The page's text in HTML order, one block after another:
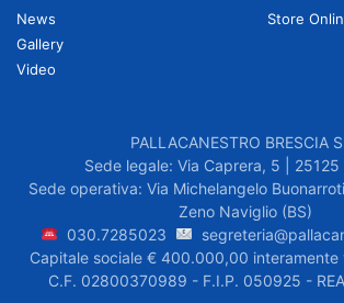
News
Gallery
Video
Store
PALLACANESTRO BRESCIA
Sede legale: Via Caprera, 5 | 25125
Sede operativa: Via Michelangelo
Zeno Naviglio (BS)
030.7285023
Capitale sociale € 400.000,00 interamente
C.F. 02800370989 - F.I.P. 050925 -